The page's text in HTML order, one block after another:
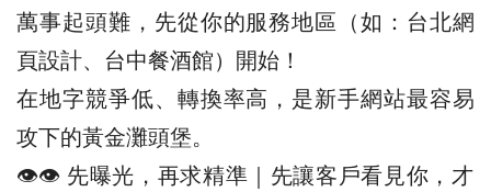
萬事起頭難，先從你的服務地區（如：台北網
頁設計、台中餐酒館）開始！
在地字競爭低、轉換率高，是新手網站最容易
攻下的黃金灘頭堡。
👁️‍👁️‍ 先曝光，再求精準｜先讓客戶看見你，才